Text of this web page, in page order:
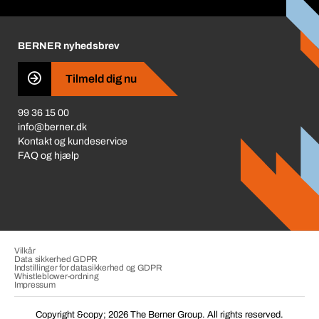
Prisjustering 2026
Business Conduct
BERNER nyhedsbrev
Tilmeld dig nu
99 36 15 00
info@berner.dk
Kontakt og kundeservice
FAQ og hjælp
Copyright &copy; 2026 The Berner Group. All rights reserved.
Vilkår
Data sikkerhed GDPR
Indstillinger for datasikkerhed og GDPR
Whistleblower-ordning
Impressum